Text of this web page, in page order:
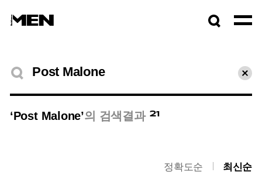
검색결과
초기
‘Post Malone’의 검색결과 21
정확도순 최신순